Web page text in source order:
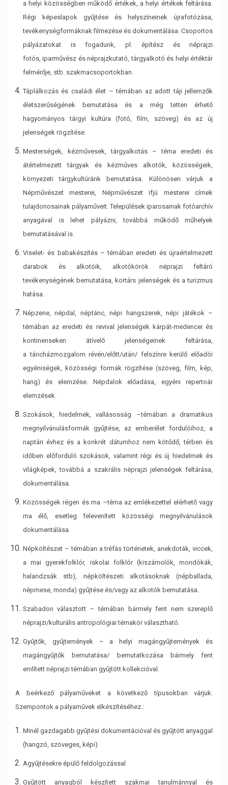
a helyi közösségben működő értékek, a helyi értékek feltárása.
Régi
képeslapok gyűjtése és helyszíneinek újrafotózása,
tevékenységformáknak filmezése és dokumentálása. Csoportos
pályázatokat is fogadunk, pl. építész és néprajzi
fotós,iparművész és néprajzkutató, tárgyalkotó és helyi értéktár
felmérője, stb. szakmacsoportokban.
Táplálkozás és családi élet – témában az adott táji jellemzők
életszerűségének
bemutatása és a még tetten érhető
hagyományos tárgyi kultúra (fotó, film, szöveg) és az új
jelenségek rögzítése.
Mesterségek, kézművesek, tárgyalkotás – téma eredeti és
átértelmezett tárgyak és
kézműves alkotók, közösségeik,
környezeti tárgykultúránk bemutatása. Különösen várjuk a
Népművészet mesterei, Népművészet ifjú mesterei címek
tulajdonosainak pályaműveit. Települések iparosainak fotóarchív
anyagával is lehet pályázni, továbbá működő műhelyek
bemutatásával is.
Viselet- és babakészítés – témában eredeti és újraértelmezett
darabok és alkotóik, alkotókörök néprajzi feltáró
tevékenységének bemutatása, kortárs jelenségek és aturizmus
hatása.
Népzene, népdal, néptánc, népi hangszerek, népi játékok –
témában az eredeti és revival jelenségek kárpát-medencei és
kontinenseken átívelő jelenségeinek feltárása,
atáncházmozgalom révén/előtt/után/ felszínre kerülő előadói
egyéniségek, közösségi formák rögzítése (szöveg, film, kép,
hang) és elemzése. Népdalok előadása, egyéni repertoár
elemzések.
Szokások, hiedelmek, vallásosság –témában a dramatikus
megnyilvánulásformák gyűjtése, az emberélet fordulóihoz, a
naptári évhez és a konkrét dátumhoz nem kötődő,térben és
időben előforduló szokások, valamint régi és új hiedelmek és
világképek,továbbá a szakrális néprajzi jelenségek feltárása,
dokumentálása.
Közösségek régen és ma –téma az emlékezettel elérhető vagy
ma élő, esetlegfelevenített közösségi megnyilvánulások
dokumentálása.
Népköltészet – témában a tréfás történetek, anekdoták, viccek,
a mai gyerekfolklór, iskolai folklór (kiszámolók, mondókák,
halandzsák stb), népköltészeti alkotásoknak (népballada,
népmese, monda) gyűjtése és/vagy az alkotók bemutatása.
Szabadon választott – témában bármely fent nem szereplő
néprajzi/kulturális antropológiai témakör választható.
Gyűjtők, gyűjtemények – a helyi magángyűjtemények és
magángyűjtők bemutatása/
bemutatkozása bármely fent
említett néprajzi témában gyűjtött kollekcióval.
A beérkező pályaműveket a következő típusokban várjuk.
Szempontok a pályaművek elkészítéséhez.:
Minél gazdagabb gyűjtési dokumentációval és gyűjtött anyaggal
(hangzó, szöveges, képi)
Agyűjtésekre épülő feldolgozással
Gyűjtött anyagból készített szakmai tanulmánnyal és